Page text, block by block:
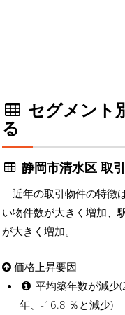
セグメント
る
静岡市清水区 取
近年の取引物件の特徴
い物件数が大きく増加、
が大きく増加。
価格上昇要因
平均築年数が減
年、-16.8 ％と減少)